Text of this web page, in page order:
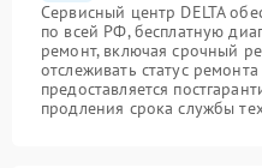
Сервисный центр DELTA
по всей РФ, бесплатную
ремонт, включая срочный
отслеживать статус
предоставляется
продления срока службы